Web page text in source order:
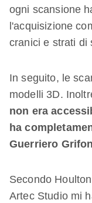
ogni scansione
l'acquisizione
cranici e strati di
In seguito, le
modelli 3D.
non era
ha
Guerriero
Secondo
Artec Studio mi